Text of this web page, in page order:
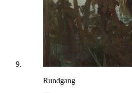
Rundgang